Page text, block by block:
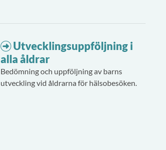
Utvecklingsuppföljning i
alla åldrar
Bedömning och uppföljning av barns
utveckling vid åldrarna för hälsobesöken.